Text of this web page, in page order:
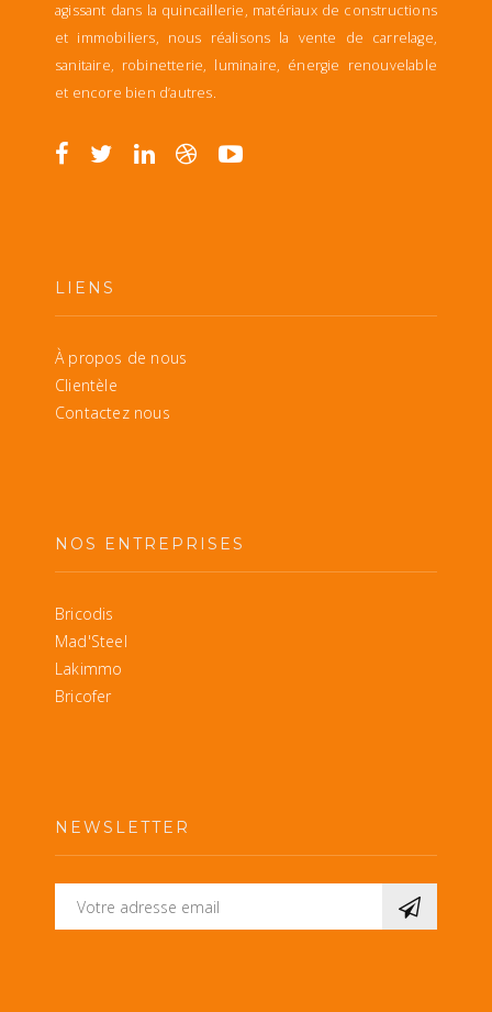
agissant dans la quincaillerie, matériaux de constructions
et immobiliers, nous réalisons la vente de carrelage,
sanitaire, robinetterie, luminaire, énergie renouvelable
et encore bien d’autres.
LIENS
À propos de nous
Clientèle
Contactez nous
NOS ENTREPRISES
Bricodis
Mad'Steel
Lakimmo
Bricofer
NEWSLETTER